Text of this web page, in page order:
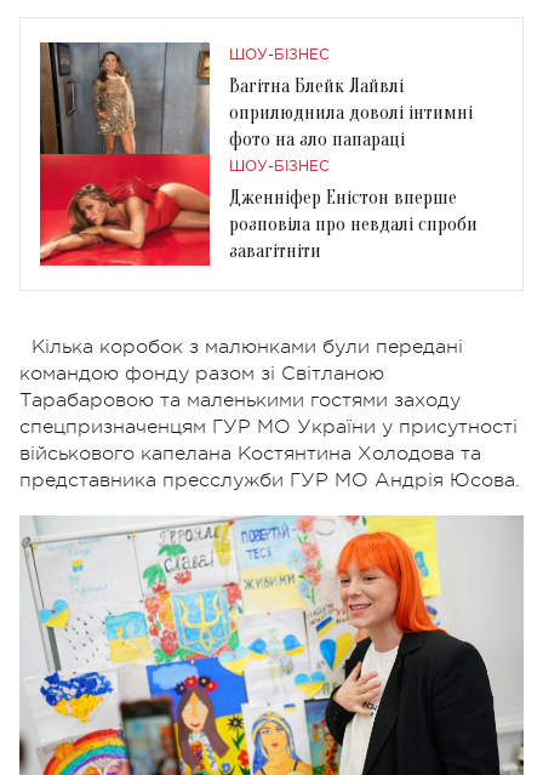
ШОУ-БІЗНЕС
Вагітна Блейк Лайвлі
оприлюднила доволі інтимні
фото на зло папараці
ШОУ-БІЗНЕС
Дженніфер Еністон вперше
розповіла про невдалі спроби
завагітніти
Кілька коробок з малюнками були передані
командою фонду разом зі Світланою
Тарабаровою та маленькими гостями заходу
спецпризначенцям ГУР МО України у присутності
військового капелана Костянтина Холодова та
представника пресслужби ГУР МО Андрія Юсова.